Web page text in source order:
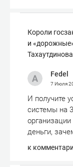
Короли
и
Тахаутдинова
Fedel
7 Июля
И получите
системы на
деньги,
к